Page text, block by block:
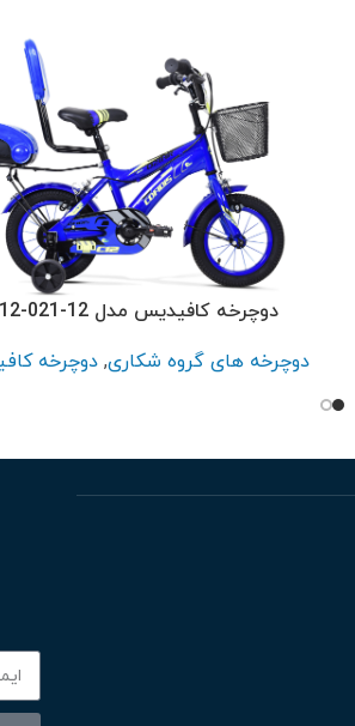
دوچرخه کافیدیس مدل C12-021-12
دوچرخه های گروه شکاری,دوچرخه